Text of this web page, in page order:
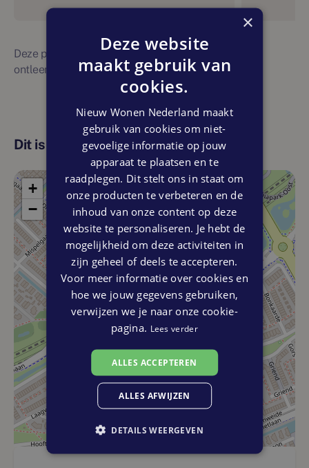
Deze planning is indicatief. Er kunnen geen rechten
ontleend worden aan bovenstaande planning
Dit is de locatie
+
−
×
Deze website
maakt gebruik van
cookies.
Nieuw Wonen Nederland maakt
gebruik van cookies om niet-
gevoelige informatie op jouw
apparaat te plaatsen en te
raadplegen. Dit stelt ons in staat om
onze producten te verbeteren en de
inhoud van onze content op deze
website te personaliseren. Je hebt de
mogelijkheid om deze activiteiten in
zijn geheel of deels te accepteren.
Voor meer informatie over cookies en
hoe we jouw gegevens gebruiken,
verwijzen we je naar onze cookie-
pagina. Lees verder
ALLES ACCEPTEREN
ALLES AFWIJZEN
DETAILS WEERGEVEN